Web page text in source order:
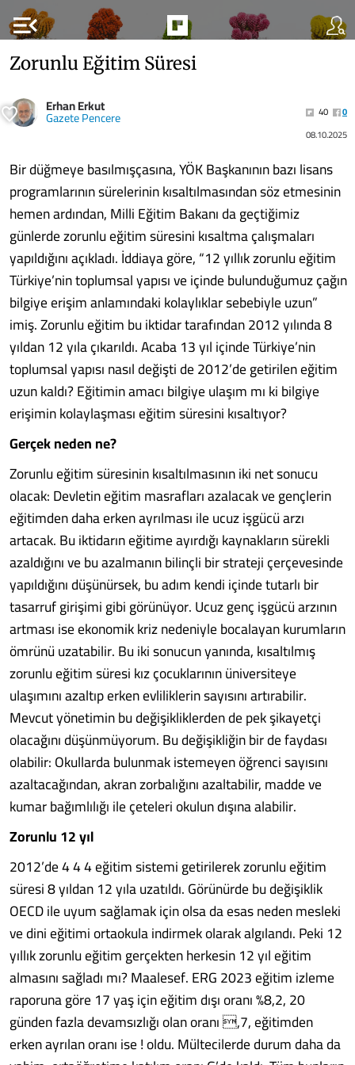
menu_open
Zorunlu Eğitim Süresi
Erhan Erkut
Gazete Pencere 40
0
08.10.2025
Bir düğmeye basılmışçasına, YÖK Başkanının bazı lisans
programlarının sürelerinin kısaltılmasından söz etmesinin
hemen ardından, Milli Eğitim Bakanı da geçtiğimiz
günlerde zorunlu eğitim süresini kısaltma çalışmaları
yapıldığını açıkladı. İddiaya göre, “12 yıllık zorunlu eğitim
Türkiye’nin toplumsal yapısı ve içinde bulunduğumuz çağın
bilgiye erişim anlamındaki kolaylıklar sebebiyle uzun”
imiş. Zorunlu eğitim bu iktidar tarafından 2012 yılında 8
yıldan 12 yıla çıkarıldı. Acaba 13 yıl içinde Türkiye’nin
toplumsal yapısı nasıl değişti de 2012’de getirilen eğitim
uzun kaldı? Eğitimin amacı bilgiye ulaşım mı ki bilgiye
erişimin kolaylaşması eğitim süresini kısaltıyor?
Gerçek neden ne?
Zorunlu eğitim süresinin kısaltılmasının iki net sonucu
olacak: Devletin eğitim masrafları azalacak ve gençlerin
eğitimden daha erken ayrılması ile ucuz işgücü arzı
artacak. Bu iktidarın eğitime ayırdığı kaynakların sürekli
azaldığını ve bu azalmanın bilinçli bir strateji çerçevesinde
yapıldığını düşünürsek, bu adım kendi içinde tutarlı bir
tasarruf girişimi gibi görünüyor. Ucuz genç işgücü arzının
artması ise ekonomik kriz nedeniyle bocalayan kurumların
ömrünü uzatabilir. Bu iki sonucun yanında, kısaltılmış
zorunlu eğitim süresi kız çocuklarının üniversiteye
ulaşımını azaltıp erken evliliklerin sayısını artırabilir.
Mevcut yönetimin bu değişikliklerden de pek şikayetçi
olacağını düşünmüyorum. Bu değişikliğin bir de faydası
olabilir: Okullarda bulunmak istemeyen öğrenci sayısını
azaltacağından, akran zorbalığını azaltabilir, madde ve
kumar bağımlılığı ile çeteleri okulun dışına alabilir.
Zorunlu 12 yıl
2012’de 4 4 4 eğitim sistemi getirilerek zorunlu eğitim
süresi 8 yıldan 12 yıla uzatıldı. Görünürde bu değişiklik
OECD ile uyum sağlamak için olsa da esas neden mesleki
ve dini eğitimi ortaokula indirmek olarak algılandı. Peki 12
yıllık zorunlu eğitim gerçekten herkesin 12 yıl eğitim
almasını sağladı mı? Maalesef. ERG 2023 eğitim izleme
raporuna göre 17 yaş için eğitim dışı oranı %8,2, 20
günden fazla devamsızlığı olan oranı ,7, eğitimden
erken ayrılan oranı ise ! oldu. Mültecilerde durum daha da